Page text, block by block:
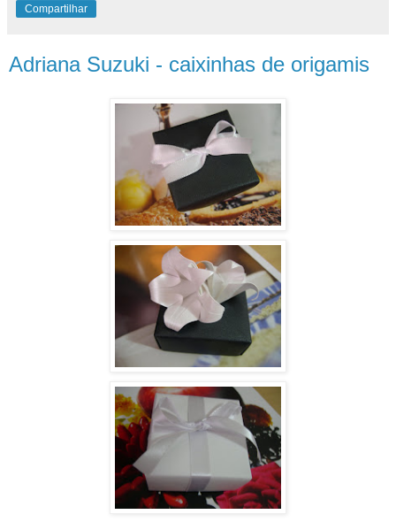
Compartilhar
Adriana Suzuki - caixinhas de origamis